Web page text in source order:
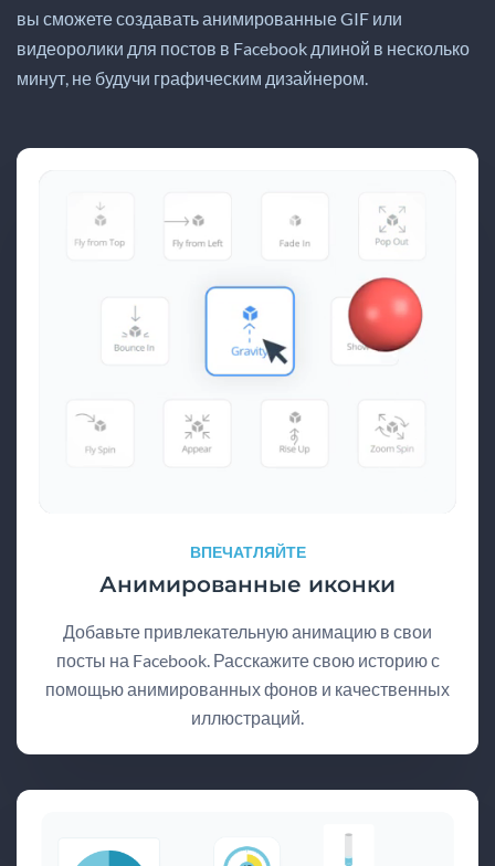
вы сможете создавать анимированные GIF или
видеоролики для постов в Facebook длиной в несколько
минут, не будучи графическим дизайнером.
ВПЕЧАТЛЯЙТЕ
Анимированные иконки
Добавьте привлекательную анимацию в свои
посты на Facebook. Расскажите свою историю с
помощью анимированных фонов и качественных
иллюстраций.